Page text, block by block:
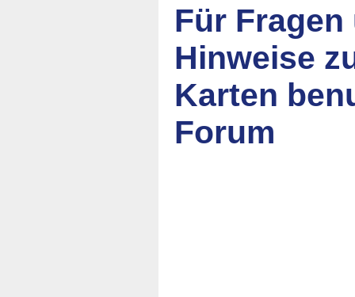
Für Fragen
Hinweise
Karten
Forum